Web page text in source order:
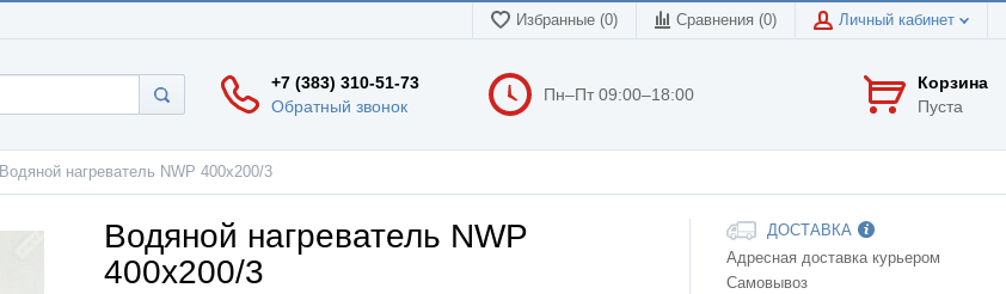
Избранные (0) Сравнения (0) Личный кабинет
+7 (383) 310-51-73
Обратный звонок
Пн–Пт 09:00–18:00
Корзина
Пуста
Водяной нагреватель NWP 400х200/3
Водяной нагреватель NWP
400х200/3
ДОСТАВКА
Адресная доставка курьером
Самовывоз